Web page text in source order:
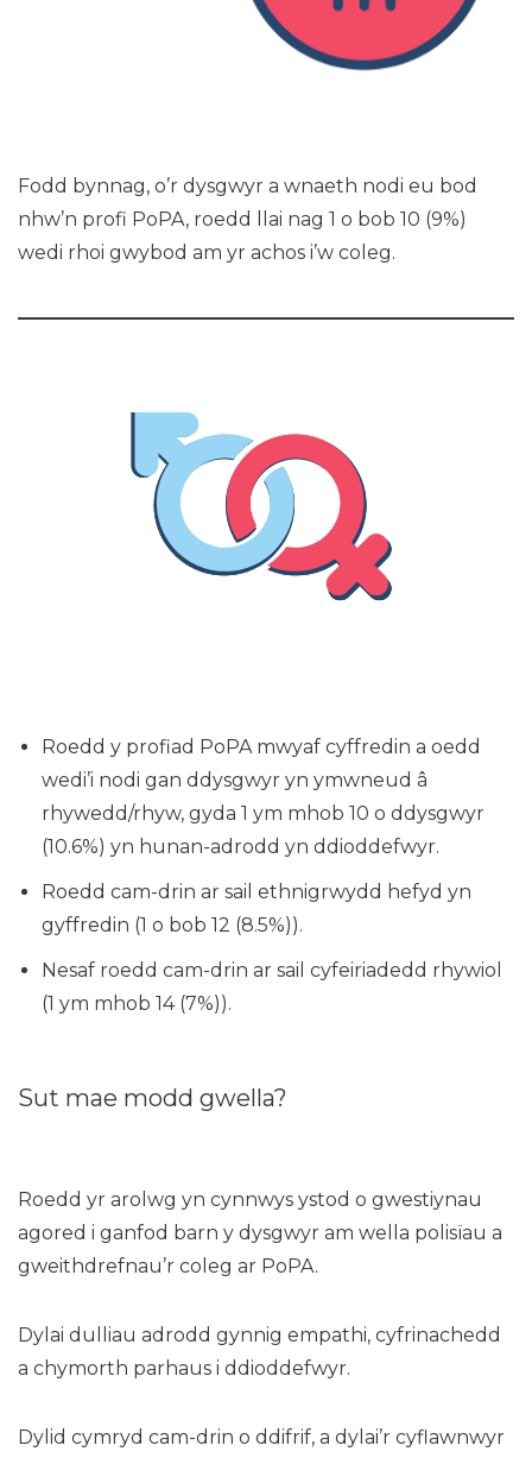
Fodd bynnag, o’r dysgwyr a wnaeth nodi eu bod
nhw’n profi PoPA, roedd llai nag 1 o bob 10 (9%)
wedi rhoi gwybod am yr achos i’w coleg.
Roedd y profiad PoPA mwyaf cyffredin a oedd
wedi’i nodi gan ddysgwyr yn ymwneud â
rhywedd/rhyw, gyda 1 ym mhob 10 o ddysgwyr
(10.6%) yn hunan-adrodd yn ddioddefwyr.
Roedd cam-drin ar sail ethnigrwydd hefyd yn
gyffredin (1 o bob 12 (8.5%)).
Nesaf roedd cam-drin ar sail cyfeiriadedd rhywiol
(1 ym mhob 14 (7%)).
Sut mae modd gwella?
Roedd yr arolwg yn cynnwys ystod o gwestiynau
agored i ganfod barn y dysgwyr am wella polisïau a
gweithdrefnau’r coleg ar PoPA.
Dylai dulliau adrodd gynnig empathi, cyfrinachedd
a chymorth parhaus i ddioddefwyr.
Dylid cymryd cam-drin o ddifrif, a dylai’r cyflawnwyr